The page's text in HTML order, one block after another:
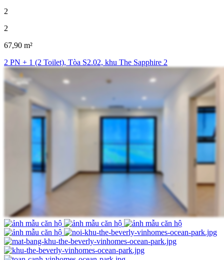
2
2
67,90 m²
2 PN + 1 (2 Toilet), Tòa S2.02, khu The Sapphire 2